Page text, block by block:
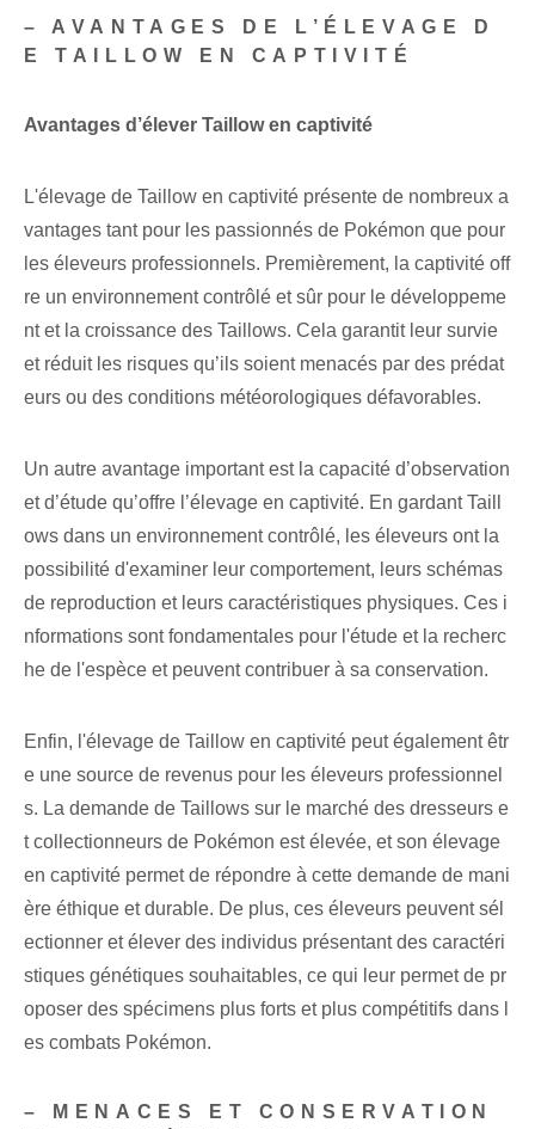
– AVANTAGES DE L’ÉLEVAGE D
E ‍TAILLOW EN CAPTIVITÉ
Avantages d’élever Taillow en captivité
L'élevage de Taillow en captivité présente de nombreux a
vantages tant pour les passionnés de Pokémon que pour
les éleveurs professionnels. Premièrement, la captivité off
re un environnement contrôlé et sûr pour le développeme
nt et la croissance des Taillows. Cela garantit leur survie
et réduit les risques qu’ils soient menacés par des prédat
eurs ou des conditions météorologiques défavorables.
Un autre avantage important est la capacité d’observation
et d’étude qu’offre l’élevage en captivité. En gardant Taill
ows dans un environnement contrôlé, les éleveurs ont la
possibilité d'examiner leur comportement, leurs schémas
de reproduction et leurs caractéristiques physiques. Ces i
nformations sont fondamentales pour l'étude et la recherc
he de l'espèce et peuvent contribuer à sa conservation.
Enfin, l'élevage de Taillow en captivité peut également êtr
e une source de revenus pour les éleveurs professionnel
s. ⁤La demande⁤ de ⁤Taillows sur le marché des dresseurs e
t ⁣collectionneurs de Pokémon est élevée, et son élevage
en captivité permet de répondre à cette demande de mani
ère ⁤éthique et durable. De plus, ces éleveurs peuvent sél
ectionner et élever des individus présentant des caractéri
stiques génétiques souhaitables, ce qui leur permet de pr
oposer des spécimens plus forts et plus compétitifs dans l
es combats Pokémon.
– MENACES ET CONSERVATION